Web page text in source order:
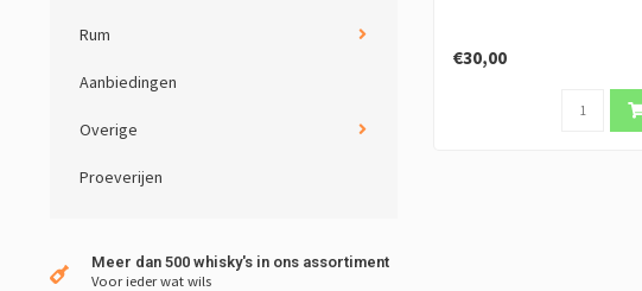
Rum
Aanbiedingen
Overige
Proeverijen
Meer dan 500 whisky's in ons assortiment
Voor ieder wat wils
€30,00